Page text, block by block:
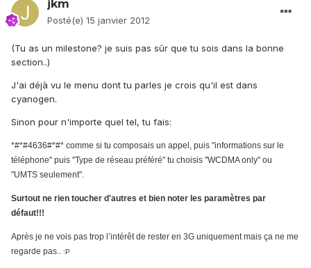
jkm
Posté(e) 15 janvier 2012
(Tu as un milestone? je suis pas sûr que tu sois dans la bonne
section..)
J'ai déjà vu le menu dont tu parles je crois qu'il est dans
cyanogen.
Sinon pour n'importe quel tel, tu fais:
*#*#4636#*#* comme si tu composais un appel, puis "informations sur le
téléphone" puis "Type de réseau préféré" tu choisis "WCDMA only" ou
"UMTS seulement".
Surtout ne rien toucher d'autres et bien noter les paramètres par
défaut!!!
Après je ne vois pas trop l’intérêt de rester en 3G uniquement mais ça ne me
regarde pas.. :P